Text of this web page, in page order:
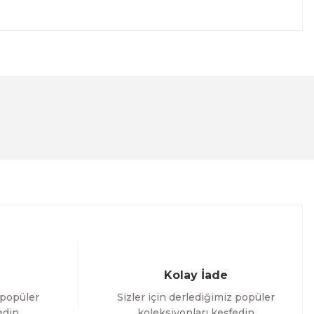
Kolay İade
Sizler için derlediğimiz popüler